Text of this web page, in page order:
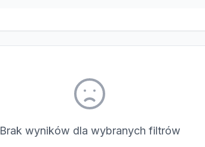
Brak wyników dla wybranych filtrów